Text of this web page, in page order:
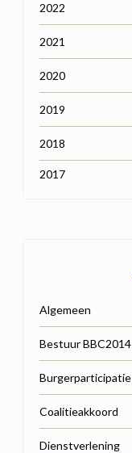
2022
2021
2020
2019
2018
2017
Algemeen
Bestuur BBC2014
Burgerparticipatie
Coalitieakkoord
Dienstverlening